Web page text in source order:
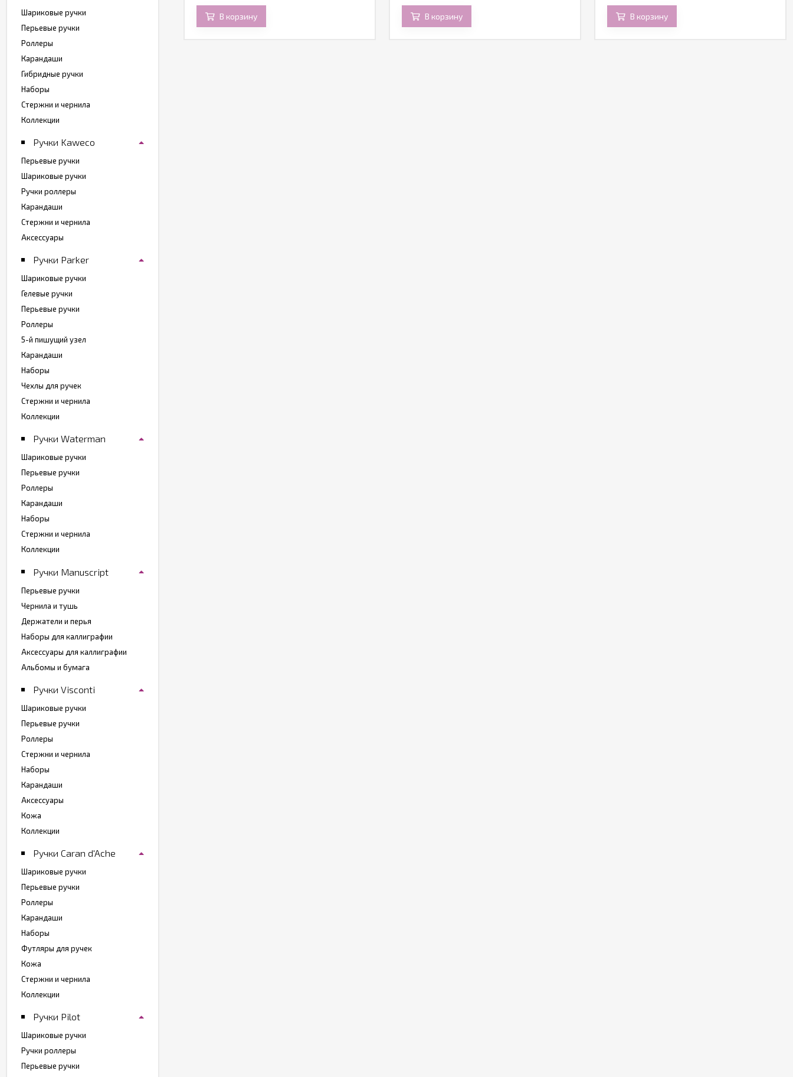
В корзину В корзину В корзину В корзину
Шариковые ручки
Перьевые ручки
Роллеры
Карандаши
Гибридные ручки
Наборы
Стержни и чернила
Коллекции
Ручки Kaweco
Перьевые ручки
Шариковые ручки
Ручки роллеры
Карандаши
Стержни и чернила
Аксессуары
Ручки Parker
Шариковые ручки
Гелевые ручки
Перьевые ручки
Роллеры
5-й пишущий узел
Карандаши
Наборы
Чехлы для ручек
Стержни и чернила
Коллекции
Ручки Waterman
Шариковые ручки
Перьевые ручки
Роллеры
Карандаши
Наборы
Стержни и чернила
Коллекции
Ручки Manuscript
Перьевые ручки
Чернила и тушь
Держатели и перья
Наборы для каллиграфии
Аксессуары для каллиграфии
Альбомы и бумага
Ручки Visconti
Шариковые ручки
Перьевые ручки
Роллеры
Стержни и чернила
Наборы
Карандаши
Аксессуары
Кожа
Коллекции
Ручки Caran d'Ache
Шариковые ручки
Перьевые ручки
Роллеры
Карандаши
Наборы
Футляры для ручек
Кожа
Стержни и чернила
Коллекции
Ручки Pilot
Шариковые ручки
Ручки роллеры
Перьевые ручки